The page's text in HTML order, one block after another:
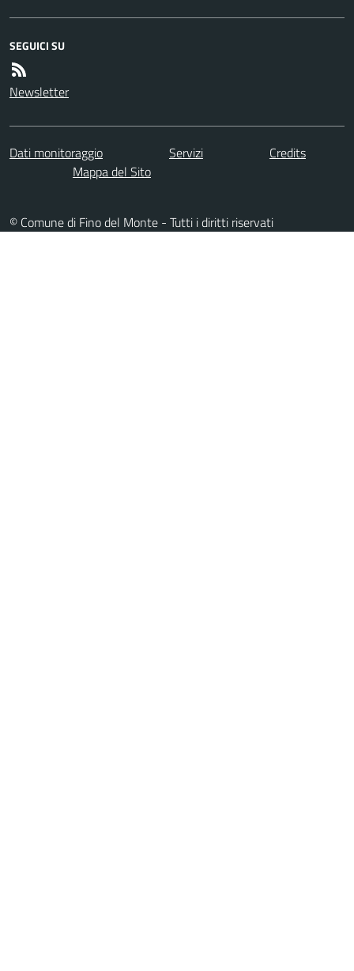
SEGUICI SU
Newsletter
Dati monitoraggio Servizi
Credits
Mappa del Sito
© Comune di Fino del Monte - Tutti i diritti riservati